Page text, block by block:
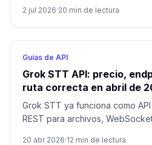
empieza por el dueño del límite.
2 jul 2026·20 min de lectura
Guías de API
Grok STT API: precio,
ruta correcta en abril de
Grok STT ya funciona como
REST para archivos,
20 abr 2026·12 min de lectura